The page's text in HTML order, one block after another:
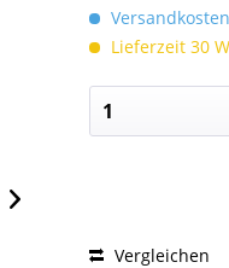
Lieferzeit 30
Vergleichen